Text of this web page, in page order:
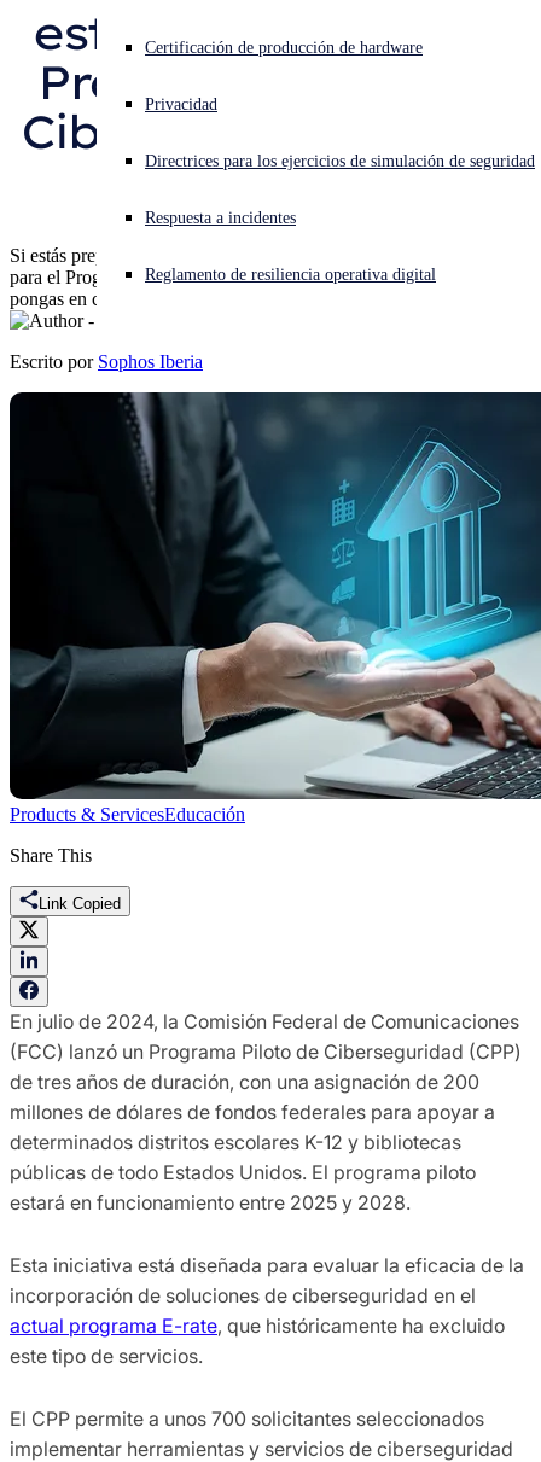
¿Está sufriendo un ciberataque? Obtenga ayuda ahora mismo
Iniciar sesión
Open search
Open language switcher
Certificación de producción de hardware
Privacidad
Directrices para los ejercicios de simulación de seguridad
Respuesta a incidentes
Reglamento de resiliencia operativa digital
estratégicas para el
Programa Piloto de
Ciberseguridad de la
FCC
Si estás preparando una solicitud de propuesta o el formulario 470
para el Programa Piloto de Ciberseguridad, te animamos a que te
pongas en contacto con nosotros
Escrito por Sophos Iberia
Products & ServicesEducación
Share This
Link Copied
En julio de 2024, la Comisión Federal de Comunicaciones
(FCC) lanzó un Programa Piloto de Ciberseguridad (CPP)
de tres años de duración, con una asignación de 200
millones de dólares de fondos federales para apoyar a
determinados distritos escolares K-12 y bibliotecas
públicas de todo Estados Unidos. El programa piloto
estará en funcionamiento entre 2025 y 2028.
Esta iniciativa está diseñada para evaluar la eficacia de la
incorporación de soluciones de ciberseguridad en el
actual programa E-rate, que históricamente ha excluido
este tipo de servicios.
El CPP permite a unos 700 solicitantes seleccionados
implementar herramientas y servicios de ciberseguridad